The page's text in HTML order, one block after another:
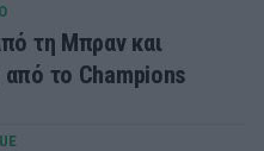
τη Μπραν και
το Champions